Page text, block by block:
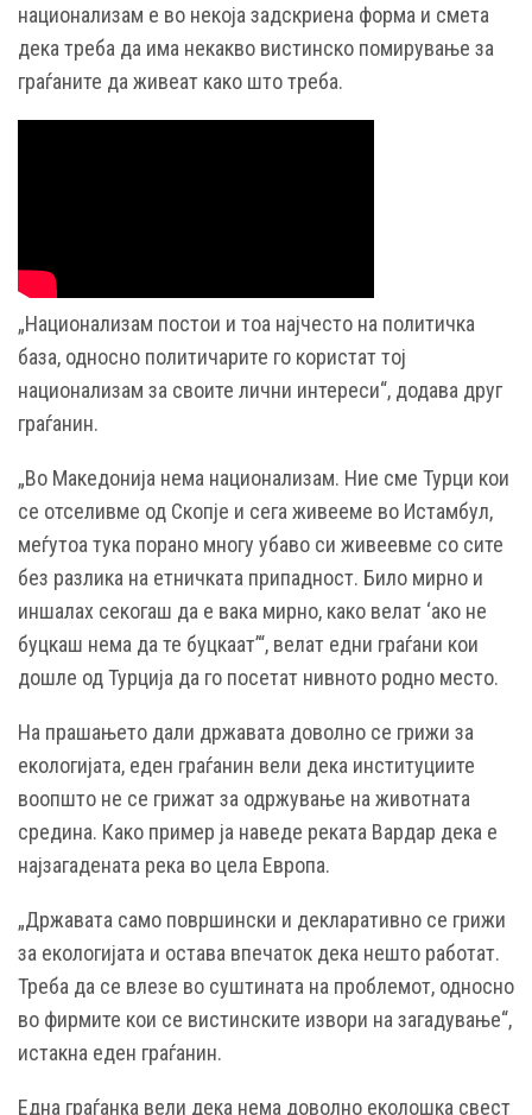
национализам е во некоја задскриена форма и смета
дека треба да има некакво вистинско помирување за
граѓаните да живеат како што треба.
„Национализам постои и тоа најчесто на политичка
база, односно политичарите го користат тој
национализам за своите лични интереси“, додава друг
граѓанин.
„Во Македонија нема национализам. Ние сме Турци кои
се отселивме од Скопје и сега живееме во Истамбул,
меѓутоа тука порано многу убаво си живеевме со сите
без разлика на етничката припадност. Било мирно и
иншалах секогаш да е вака мирно, како велат ‘ако не
буцкаш нема да те буцкаат’“, велат едни граѓани кои
дошле од Турција да го посетат нивното родно место.
На прашањето дали државата доволно се грижи за
екологијата, еден граѓанин вели дека институциите
воопшто не се грижат за одржување на животната
средина. Како пример ја наведе реката Вардар дека е
најзагадената река во цела Европа.
„Државата само површински и декларативно се грижи
за екологијата и остава впечаток дека нешто работат.
Треба да се влезе во суштината на проблемот, односно
во фирмите кои се вистинските извори на загадување“,
истакна еден граѓанин.
Една граѓанка вели дека нема доволно еколошка свест